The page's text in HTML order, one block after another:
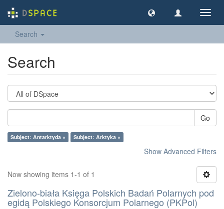
Search
Search
Go
Subject: Antarktyda × Subject: Arktyka ×
Show Advanced Filters
Now showing items 1-1 of 1
Zielono-biała Księga Polskich Badań Polarnych pod
egidą Polskiego Konsorcjum Polarnego (PKPol)